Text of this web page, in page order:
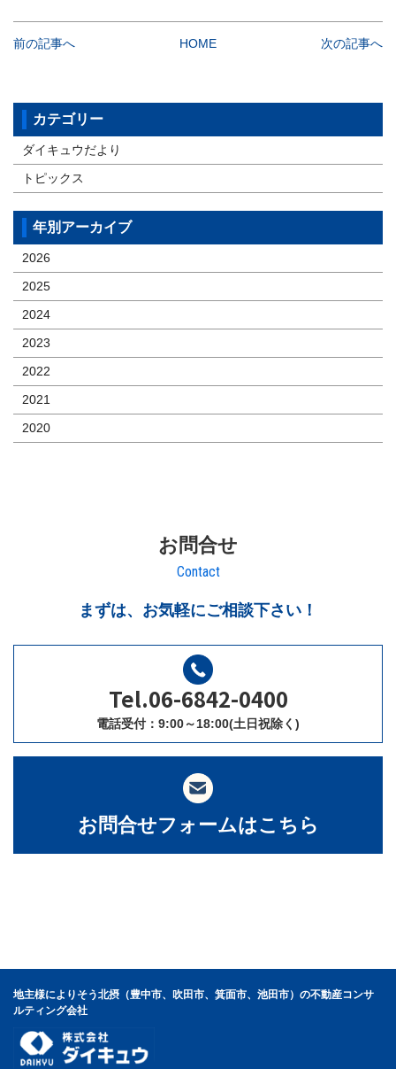
前の記事へ HOME 次の記事へ
カテゴリー
ダイキュウだより
トピックス
年別アーカイブ
2026
2025
2024
2023
2022
2021
2020
お問合せ
Contact
まずは、お気軽にご相談下さい！
Tel.06-6842-0400
電話受付：9:00～18:00(土日祝除く)
お問合せフォームはこちら
地主様によりそう北摂（豊中市、吹田市、箕面市、池田市）の不動産コンサ
ルティング会社